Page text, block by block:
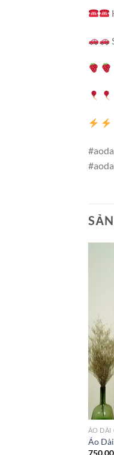
ÁO
Áo